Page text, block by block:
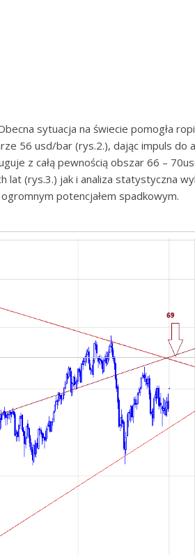
sytuacja na świecie pomogła
56 usd/bar (rys.2.), dając impuls do
z całą pewnością obszar 66 –
lat (rys.3.) jak i analiza statystyczna
potencjałem spadkowym.